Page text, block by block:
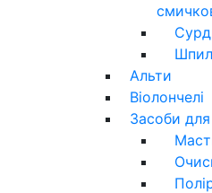
Альти
Віолончелі
Засоби